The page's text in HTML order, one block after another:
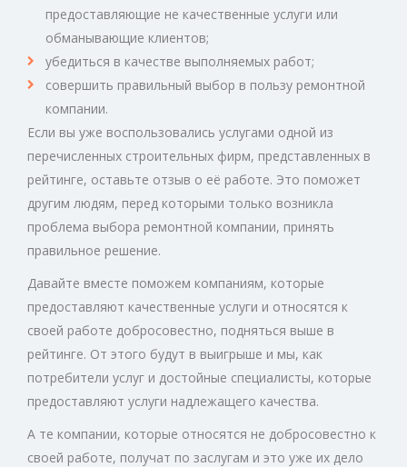
предоставляющие не качественные услуги или
обманывающие клиентов;
убедиться в качестве выполняемых работ;
совершить правильный выбор в пользу ремонтной
компании.
Если вы уже воспользовались услугами одной из
перечисленных строительных фирм, представленных в
рейтинге, оставьте отзыв о её работе. Это поможет
другим людям, перед которыми только возникла
проблема выбора ремонтной компании, принять
правильное решение.
Давайте вместе поможем компаниям, которые
предоставляют качественные услуги и относятся к
своей работе добросовестно, подняться выше в
рейтинге. От этого будут в выигрыше и мы, как
потребители услуг и достойные специалисты, которые
предоставляют услуги надлежащего качества.
А те компании, которые относятся не добросовестно к
своей работе, получат по заслугам и это уже их дело